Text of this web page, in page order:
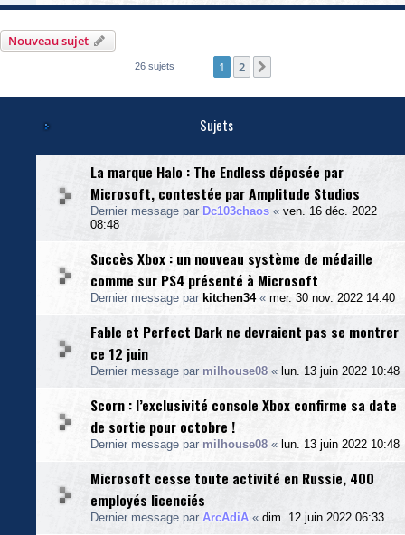
b
Nouveau sujet
26 sujets 1 2
Sujets
La marque Halo : The Endless déposée par
Microsoft, contestée par Amplitude Studios
Dernier message par Dc103chaos « ven. 16 déc. 2022
08:48
Succès Xbox : un nouveau système de médaille
comme sur PS4 présenté à Microsoft
Dernier message par kitchen34« mer. 30 nov. 2022 14:40
Fable et Perfect Dark ne devraient pas se montrer
ce 12 juin
Dernier message par milhouse08 « lun. 13 juin 2022 10:48
Scorn : l’exclusivité console Xbox confirme sa date
de sortie pour octobre !
Dernier message par milhouse08 « lun. 13 juin 2022 10:48
Microsoft cesse toute activité en Russie, 400
employés licenciés
Dernier message par ArcAdiA « dim. 12 juin 2022 06:33